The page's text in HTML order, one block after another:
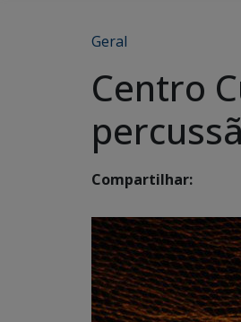
Geral
Centro
Compartilhar: